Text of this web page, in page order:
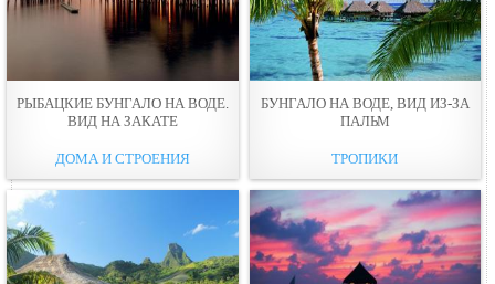
РЫБАЦКИЕ БУНГАЛО НА ВОДЕ.
ВИД НА ЗАКАТЕ
ДОМА И СТРОЕНИЯ
БУНГАЛО НА ВОДЕ, ВИД ИЗ-ЗА
ПАЛЬМ
ТРОПИКИ